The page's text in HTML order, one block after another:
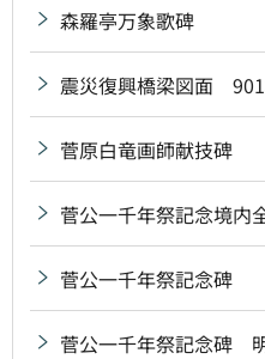
森羅亭万象歌碑
震災復興橋梁図面
菅原白竜画師献技碑
菅公一千年祭記念境内
菅公一千年祭記念碑
菅公一千年祭記念碑